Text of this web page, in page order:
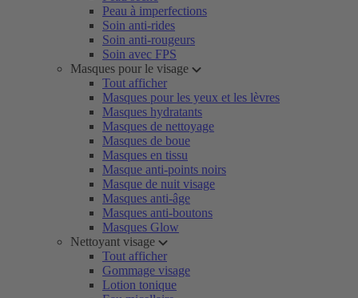
Peau à imperfections
Soin anti-rides
Soin anti-rougeurs
Soin avec FPS
Masques pour le visage
Tout afficher
Masques pour les yeux et les lèvres
Masques hydratants
Masques de nettoyage
Masques de boue
Masques en tissu
Masque anti-points noirs
Masque de nuit visage
Masques anti-âge
Masques anti-boutons
Masques Glow
Nettoyant visage
Tout afficher
Gommage visage
Lotion tonique